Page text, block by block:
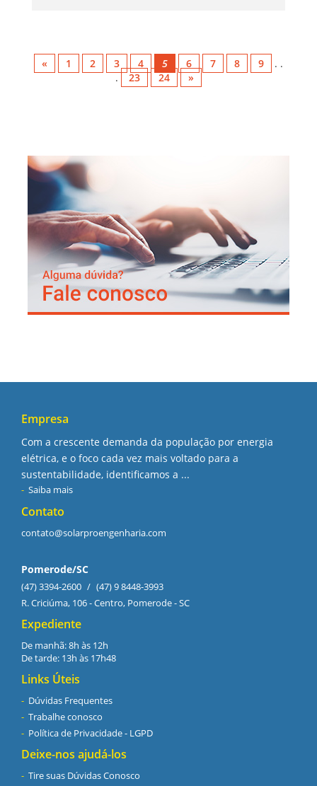
« 1 2 3 4 5 6 7 8 9
. .
.
23 24 »
Empresa
Com a crescente demanda da população por energia
elétrica, e o foco cada vez mais voltado para a
sustentabilidade, identificamos a ...
Saiba mais
Contato
contato@solarproengenharia.com
Pomerode/SC
(47) 3394-2600 / (47) 9 8448-3993
R. Criciúma, 106 - Centro, Pomerode - SC
Expediente
De manhã: 8h às 12h
De tarde: 13h às 17h48
Links Úteis
Dúvidas Frequentes
Trabalhe conosco
Política de Privacidade - LGPD
Deixe-nos ajudá-los
Tire suas Dúvidas Conosco